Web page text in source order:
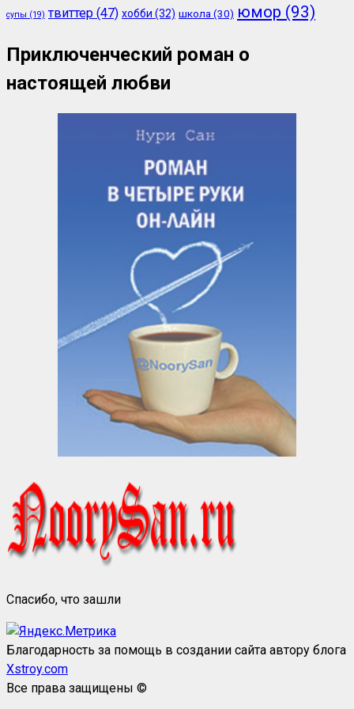
супы (19) твиттер (47) хобби (32) школа (30) юмор (93)
Приключенческий роман о
настоящей любви
Спасибо, что зашли
Благодарность за помощь в создании сайта автору блога
Xstroy.com
Все права защищены ©